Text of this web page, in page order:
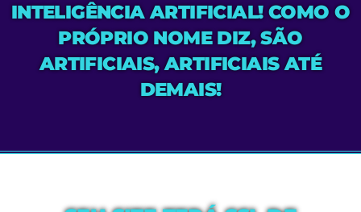
INTELIGÊNCIA ARTIFICIAL! COMO O
PRÓPRIO NOME DIZ, SÃO
ARTIFICIAIS, ARTIFICIAIS ATÉ
DEMAIS!